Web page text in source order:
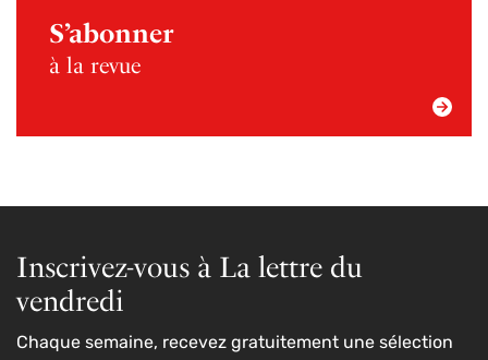
S’abonner
à la revue
Inscrivez-vous à La lettre du
vendredi
Chaque semaine, recevez gratuitement une sélection